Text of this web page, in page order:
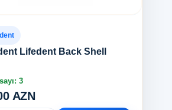
Lifedent Back Shell
3
AZN